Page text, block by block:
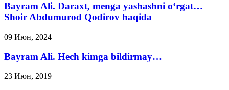
Bayram Ali. Daraxt, menga yashashni o‘rgat…
Shoir Abdumurod Qodirov haqida
09 Июн, 2024
Bayram Ali. Hech kimga bildirmay…
23 Июн, 2019